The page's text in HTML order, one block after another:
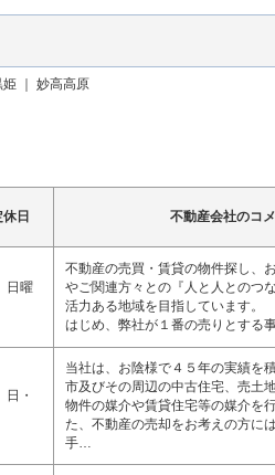
｜ 妙高高原
日 不動産会社のコ
日曜
不動産の売買・賃貸の物件探し、
やご関連方々との『人と人とのつ
活力ある地域を目指しています。
はじめ、弊社が１番の売りとする
・
当社は、お陰様で４５年の実績を
市及びその周辺の中古住宅、売土
物件の媒介や賃貸住宅等の媒介を
た、不動産の売却をお考えの方に
手…